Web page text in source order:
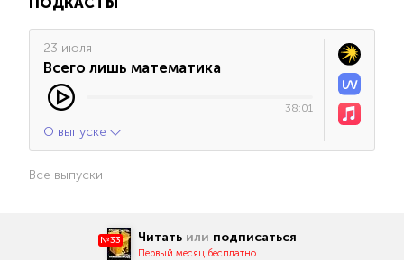
23 июля
Всего лишь математика
38:01
О выпуске
Все выпуски
№33 Читать или подписаться
Первый месяц бесплатно